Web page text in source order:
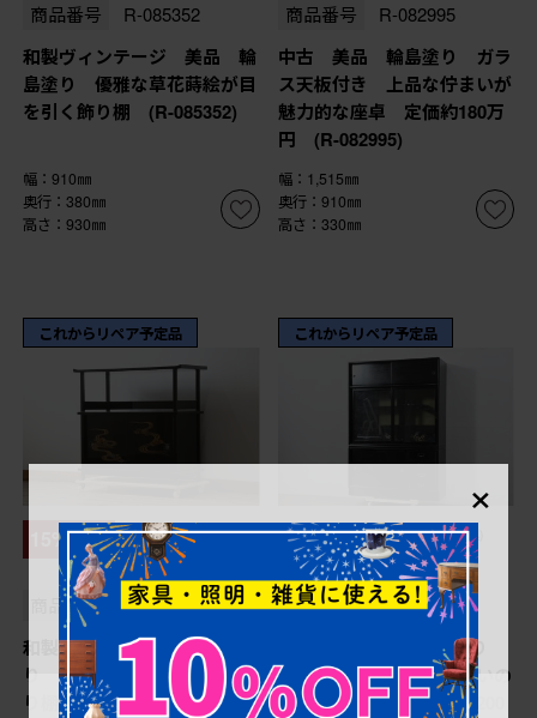
商品番号 R-085352
和製ヴィンテージ 美品 輪
島塗り 優雅な草花蒔絵が目
を引く飾り棚 (R-085352)
幅：910㎜
奥行：380㎜
高さ：930㎜
商品番号 R-082995
中古 美品 輪島塗り ガラ
ス天板付き 上品な佇まいが
魅力的な座卓 定価約180万
円 (R-082995)
幅：1,515㎜
奥行：910㎜
高さ：330㎜
これからリペア予定品
15%OFF ¥198,000 (税込)
¥168,300
商品番号 R-082772
和製ヴィンテージ 輪島塗
り 花筏蒔絵入りの美しい飾
り棚 定価推定約150万円
これからリペア予定品
¥601,700 (税込)
商品番号 R-082276
中古 超美品!! 輪島塗り
黒漆塗り 鮮やかな色合いの
蒔絵入り茶箪笥 定価約200
×